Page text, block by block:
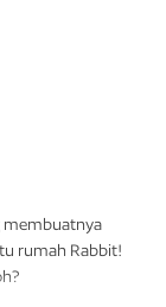
membuatnya
rumah Rabbit!